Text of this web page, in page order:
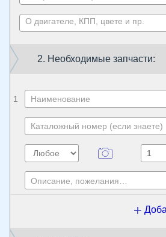
2. Необходимые запчасти:
1